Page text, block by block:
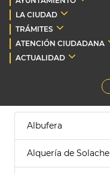
LA CIUDAD
TRÁMITES
ATENCIÓN CIUDADANA
ACTUALIDAD
Albufera
Alquería de Solache